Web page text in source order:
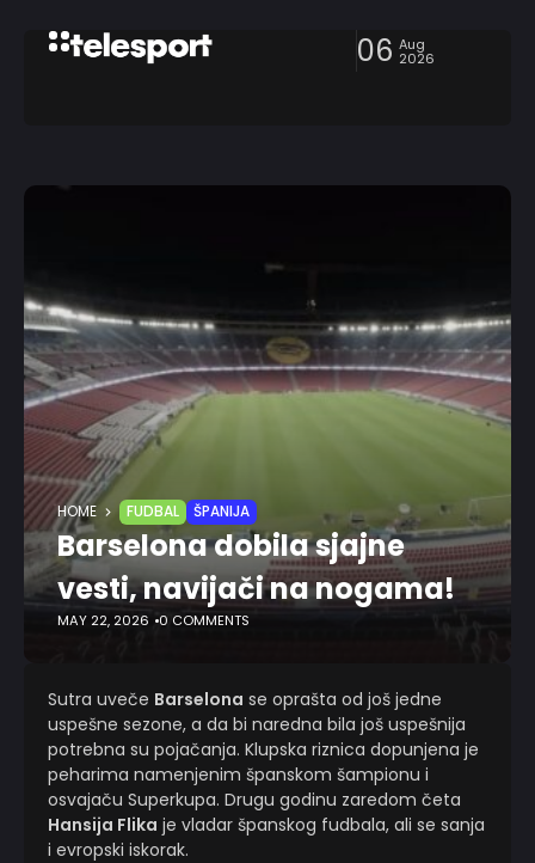
06 Aug
2026
HOME FUDBAL ŠPANIJA
Barselona dobila sjajne
vesti, navijači na nogama!
MAY 22, 2026 0 COMMENTS
Sutra uveče Barselona se oprašta od još jedne
uspešne sezone, a da bi naredna bila još uspešnija
potrebna su pojačanja. Klupska riznica dopunjena je
peharima namenjenim španskom šampionu i
osvajaču Superkupa. Drugu godinu zaredom četa
Hansija Flika je vladar španskog fudbala, ali se sanja
i evropski iskorak.